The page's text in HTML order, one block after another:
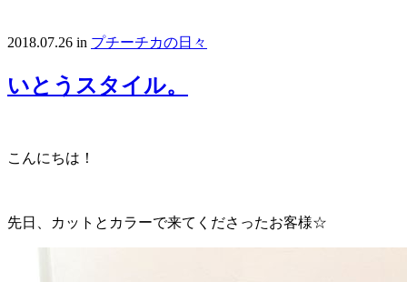
2018.07.26 in プチーチカの日々
いとうスタイル。
こんにちは！
先日、カットとカラーで来てくださったお客様☆